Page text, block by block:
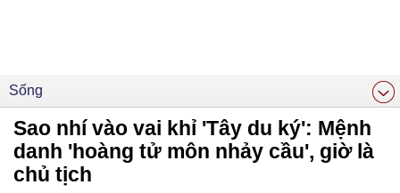
Sống
Sao nhí vào vai khỉ 'Tây du ký': Mệnh
danh 'hoàng tử môn nhảy cầu', giờ là
chủ tịch